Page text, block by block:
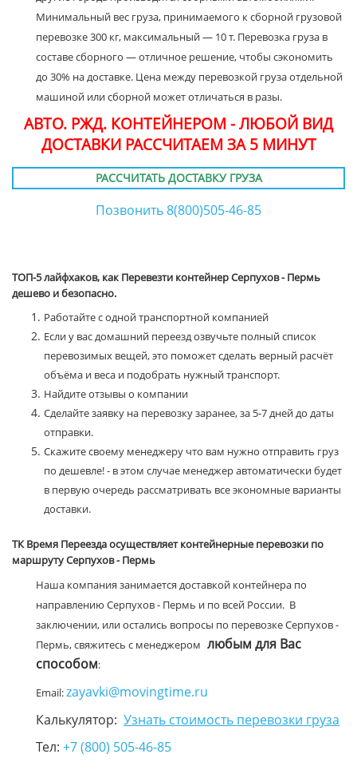
Минимальный вес груза, принимаемого к сборной грузовой
перевозке 300 кг, максимальный — 10 т. Перевозка груза в
составе сборного — отличное решение, чтобы сэкономить
до 30% на доставке. Цена между перевозкой груза отдельной
машиной или сборной может отличаться в разы.
АВТО. РЖД. КОНТЕЙНЕРОМ - ЛЮБОЙ ВИД
ДОСТАВКИ РАССЧИТАЕМ ЗА 5 МИНУТ
РАССЧИТАТЬ ДОСТАВКУ ГРУЗА
Позвонить 8(800)505-46-85
ТОП-5 лайфхаков, как Перевезти контейнер Серпухов - Пермь
дешево и безопасно.
Работайте с одной транспортной компанией
Если у вас домашний переезд озвучьте полный список
перевозимых вещей, это поможет сделать верный расчёт
объёма и веса и подобрать нужный транспорт.
Найдите отзывы о компании
Сделайте заявку на перевозку заранее, за 5-7 дней до даты
отправки.
Скажите своему менеджеру что вам нужно отправить груз
по дешевле! - в этом случае менеджер автоматически будет
в первую очередь рассматривать все экономные варианты
доставки.
ТК Время Переезда осуществляет контейнерные перевозки по
маршруту Серпухов - Пермь
Наша компания занимается доставкой контейнера по
направлению Серпухов - Пермь и по всей России. В
заключении, или остались вопросы по перевозке Серпухов -
Пермь, свяжитесь с менеджером любым для Вас
способом:
Email:zayavki@movingtime.ru
Калькулятор: Узнать стоимость перевозки груза
Тел: +7 (800) 505-46-85